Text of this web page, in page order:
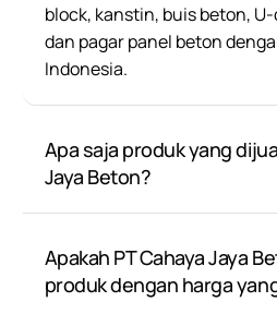
block, kanstin, buis beton,
dan pagar panel beton
Indonesia.
Apa saja produk yang
Jaya Beton?
Apakah PT Cahaya Jaya
produk dengan harga